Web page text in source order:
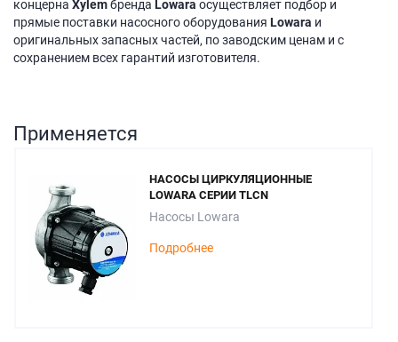
концерна Xylemбренда Lowara осуществляет подбор и
прямые поставки насосного оборудования Lowara и
оригинальных запасных частей, по заводским ценам и с
сохранением всех гарантий изготовителя.
Применяется
НАСОСЫ ЦИРКУЛЯЦИОННЫЕ
LOWARA СЕРИИ TLCN
Насосы Lowara
Подробнее